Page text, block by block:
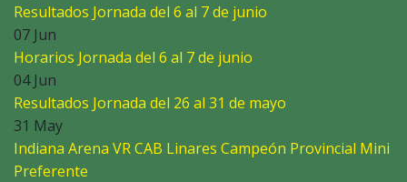
Resultados Jornada del 6 al 7 de junio
07 Jun
Horarios Jornada del 6 al 7 de junio
04 Jun
Resultados Jornada del 26 al 31 de mayo
31 May
Indiana Arena VR CAB Linares Campeón Provincial Mini
Preferente